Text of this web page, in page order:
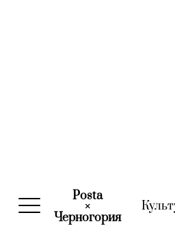
Posta
×
Черногория(current)